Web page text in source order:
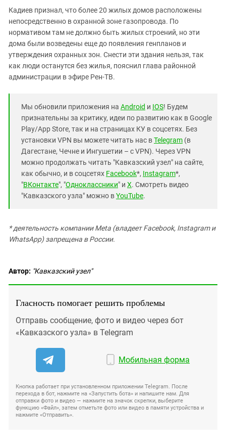
Кадиев признал, что более 20 жилых домов расположены
непосредственно в охранной зоне газопровода. По
нормативом там не должно быть жилых строений, но эти
дома были возведены еще до появления генпланов и
утверждения охранных зон. Снести эти здания нельзя, так
как люди останутся без жилья, пояснил глава районной
администрации в эфире Рен-ТВ.
Мы обновили приложения на Android и IOS! Будем
признательны за критику, идеи по развитию как в Google
Play/App Store, так и на страницах КУ в соцсетях. Без
установки VPN вы можете читать нас вTelegram (в
Дагестане, Чечне и Ингушетии – с VPN). Через VPN
можно продолжать читать "Кавказский узел" на сайте,
как обычно, и в соцсетях Facebook*, Instagram*,
"ВКонтакте", "Одноклассники" и X. Смотреть видео
"Кавказского узла" можно вYouTube.
* деятельность компании Meta (владеет Facebook, Instagram и
WhatsApp) запрещена в России.
Автор: "Кавказский узел"
Гласность помогает решить проблемы
Отправь сообщение, фото и видео через бот
«Кавказского узла» в Telegram
Мобильная форма
Кнопка работает при установленном приложении Telegram. После
перехода в бот, нажмите на «Запустить бота» и напишите нам. Для
отправки фото и видео — нажмите на значок скрепки, выберите
функцию «Файл», затем отметьте фото или видео в памяти устройства и
нажмите «Отправить».